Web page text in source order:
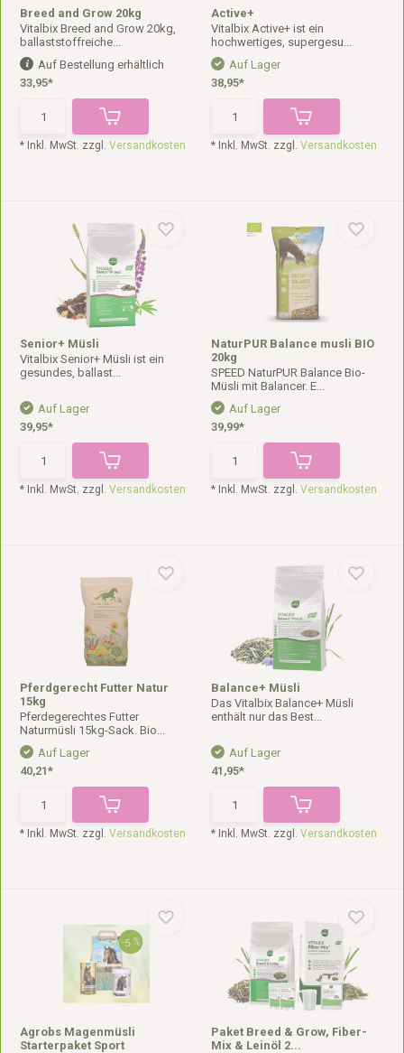
Breed and Grow 20kg
Vitalbix Breed and Grow 20kg,
ballaststoffreiche...
Auf Bestellung erhältlich
33,95*
* Inkl. MwSt. zzgl.Versandkosten
Active+
Vitalbix Active+ ist ein
hochwertiges, supergesu...
Auf Lager
38,95*
* Inkl. MwSt. zzgl. Versandkosten
Senior+ Müsli
Vitalbix Senior+ Müsli ist ein
gesundes, ballast...
Auf Lager
39,95*
* Inkl. MwSt. zzgl.Versandkosten
NaturPUR Balance musli BIO
20kg
SPEED NaturPUR Balance Bio-
Müsli mit Balancer. E...
Auf Lager
39,99*
* Inkl. MwSt. zzgl. Versandkosten
Pferdgerecht Futter Natur
15kg
Pferdegerechtes Futter
Naturmüsli 15kg-Sack. Bio...
Auf Lager
40,21*
* Inkl. MwSt. zzgl.Versandkosten
Balance+ Müsli
Das Vitalbix Balance+ Müsli
enthält nur das Best...
Auf Lager
41,95*
* Inkl. MwSt. zzgl. Versandkosten
Agrobs Magenmüsli
Starterpaket Sport
Paket Breed & Grow, Fiber-
Mix & Leinöl 2...